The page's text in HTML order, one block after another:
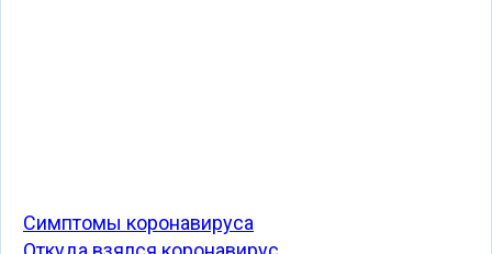
Симптомы коронавируса